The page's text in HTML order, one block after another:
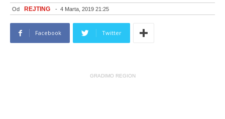
Od REJTING - 4 Marta, 2019 21:25
Facebook Twitter
GRADIMO REGION